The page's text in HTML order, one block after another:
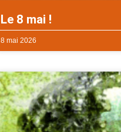
Le 8 mai !
8 mai 2026